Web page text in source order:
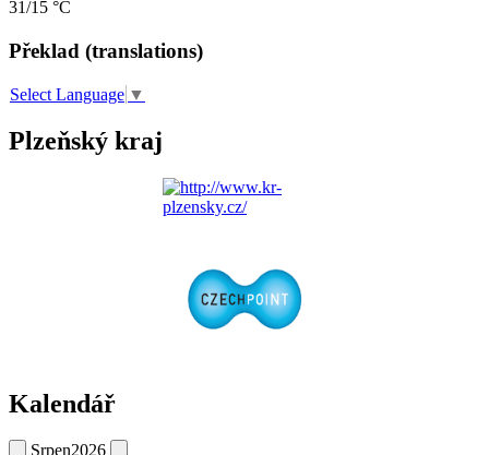
31/15 °C
Překlad (translations)
Select Language ▼
Plzeňský kraj
Kalendář
Srpen2026